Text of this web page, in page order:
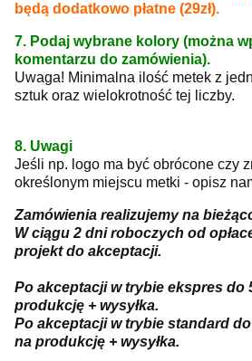
będą dodatkowo płatne (29zł).
7. Podaj wybrane kolory (można
komentarzu do zamówienia).
Uwaga! Minimalna ilość metek z
sztuk oraz wielokrotność tej liczby.
8. Uwagi
Jeśli np. logo ma być obrócone czy
określonym miejscu metki - opisz
Zamówienia realizujemy na
W ciągu 2 dni roboczych od
projekt do akceptacji.
Po akceptacji w trybie ekspres do
produkcję + wysyłka.
Po akceptacji w trybie standard
na produkcję + wysyłka.